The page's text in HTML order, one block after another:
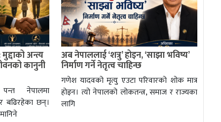
अन्त्य
कानुनी
नेपालमा
बढिरहेका छन्।
अब नेपाललाई ‘शत्रु’ होइन, ‘साझा भविष्य’
निर्माण गर्ने नेतृत्व चाहिन्छ
गणेश यादवको मृत्यु एउटा परिवारको शोक मात्र
होइन। त्यो नेपालको लोकतन्त्र, समाज र राज्यका
लागि